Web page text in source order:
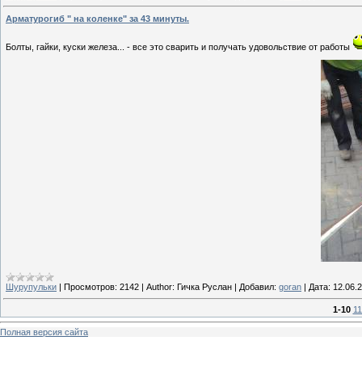
Арматурогиб " на коленке" за 43 минуты.
Болты, гайки, куски железа... - все это сварить и получать удовольствие от работы
Шурупульки | Просмотров: 2142 | Author: Гичка Руслан | Добавил: goran | Дата:
1-10
Полная версия сайта